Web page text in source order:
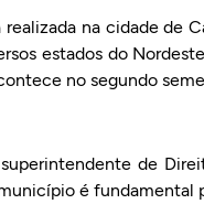
na cidade de
estados do
no segundo
de
é